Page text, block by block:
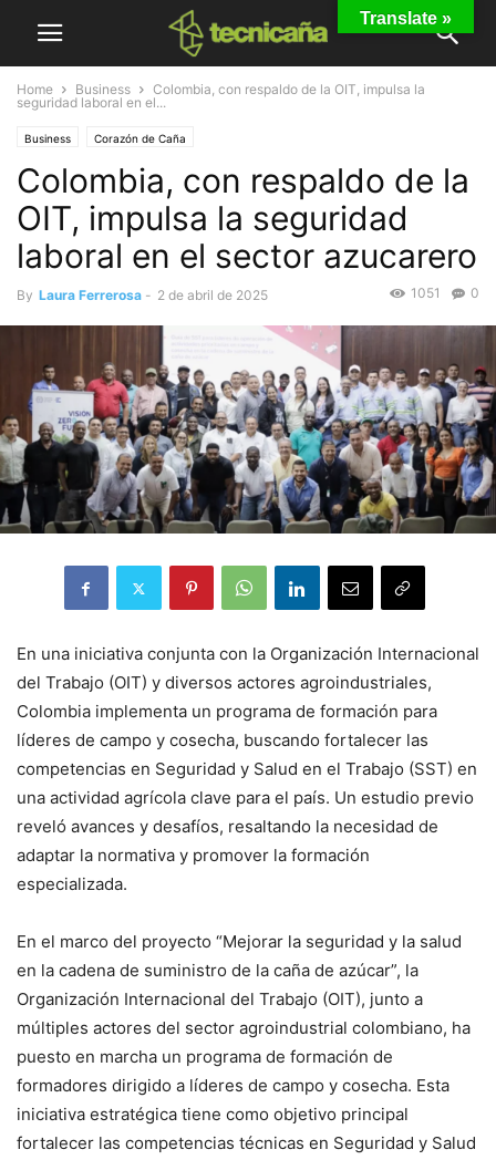
Home Business
Colombia, con respaldo de la OIT, impulsa la
seguridad laboral en el...
Business Corazón de Caña
Colombia, con respaldo de la
OIT, impulsa la seguridad
laboral en el sector azucarero
By Laura Ferrerosa - 2 de abril de 2025 0
1051
En una iniciativa conjunta con la Organización Internacional
del Trabajo (OIT) y diversos actores agroindustriales,
Colombia implementa un programa de formación para
líderes de campo y cosecha, buscando fortalecer las
competencias en Seguridad y Salud en el Trabajo (SST) en
una actividad agrícola clave para el país. Un estudio previo
reveló avances y desafíos, resaltando la necesidad de
adaptar la normativa y promover la formación
especializada.
En el marco del proyecto “Mejorar la seguridad y la salud
en la cadena de suministro de la caña de azúcar”, la
Organización Internacional del Trabajo (OIT), junto a
múltiples actores del sector agroindustrial colombiano, ha
puesto en marcha un programa de formación de
formadores dirigido a líderes de campo y cosecha. Esta
iniciativa estratégica tiene como objetivo principal
fortalecer las competencias técnicas en Seguridad y Salud
Translate »